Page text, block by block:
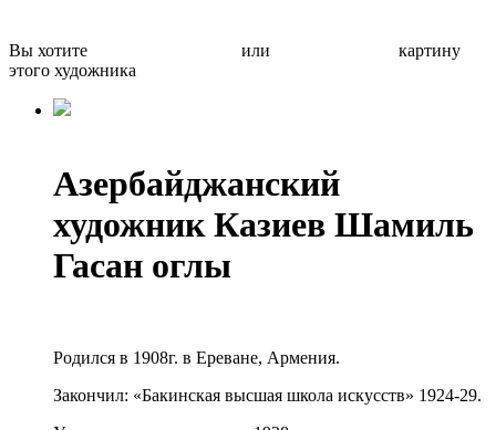
Вы хотите или
картину
этого художника
Азербайджанский
художник Казиев Шамиль
Гасан оглы
Родился в 1908г. в Ереване, Армения.
Закончил: «Бакинская высшая школа искусств» 1924-29.